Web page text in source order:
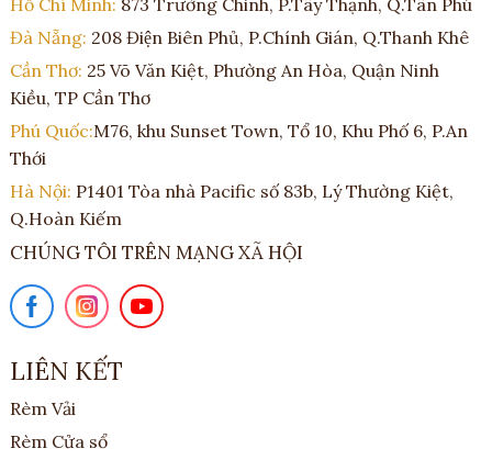
Hồ Chí Minh: 873 Trường Chinh, P.Tây Thạnh, Q.Tân Phú
Đà Nẵng: 208 Điện Biên Phủ, P.Chính Gián, Q.Thanh Khê
Cần Thơ: 25 Võ Văn Kiệt, Phường An Hòa, Quận Ninh
Kiều, TP Cần Thơ
Phú Quốc:M76, khu Sunset Town, Tổ 10, Khu Phố 6, P.An
Thới
Hà Nội: P1401 Tòa nhà Pacific số 83b, Lý Thường Kiệt,
Q.Hoàn Kiếm
CHÚNG TÔI TRÊN MẠNG XÃ HỘI
LIÊN KẾT
Rèm Vải
Rèm Cửa sổ